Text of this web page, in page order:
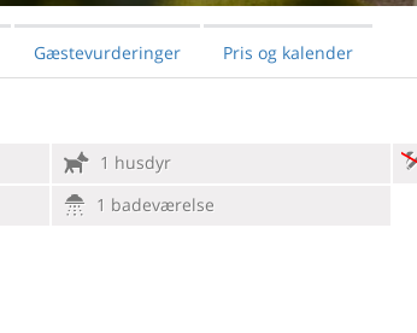
Gæstevurderinger Pris og kalender
1 husdyr
1 badeværelse